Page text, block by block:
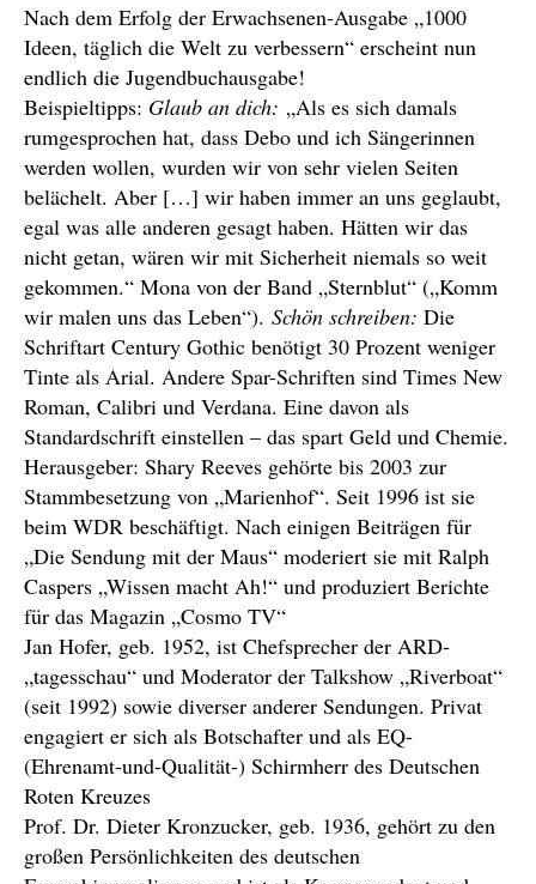
Nach dem Erfolg der Erwachsenen-Ausgabe „1000
Ideen, täglich die Welt zu verbessern“ erscheint nun
endlich die Jugendbuchausgabe!
Beispieltipps: Glaub an dich: „Als es sich damals
rumgesprochen hat, dass Debo und ich Sängerinnen
werden wollen, wurden wir von sehr vielen Seiten
belächelt. Aber […] wir haben immer an uns geglaubt,
egal was alle anderen gesagt haben. Hätten wir das
nicht getan, wären wir mit Sicherheit niemals so weit
gekommen.“ Mona von der Band „Sternblut“ („Komm
wir malen uns das Leben“). Schön schreiben: Die
Schriftart Century Gothic benötigt 30 Prozent weniger
Tinte als Arial. Andere Spar-Schriften sind Times New
Roman, Calibri und Verdana. Eine davon als
Standardschrift einstellen – das spart Geld und Chemie.
Herausgeber: Shary Reeves gehörte bis 2003 zur
Stammbesetzung von „Marienhof“. Seit 1996 ist sie
beim WDR beschäftigt. Nach einigen Beiträgen für
„Die Sendung mit der Maus“ moderiert sie mit Ralph
Caspers „Wissen macht Ah!“ und produziert Berichte
für das Magazin „Cosmo TV“
Jan Hofer, geb. 1952, ist Chefsprecher der ARD-
„tagesschau“ und Moderator der Talkshow „Riverboat“
(seit 1992) sowie diverser anderer Sendungen. Privat
engagiert er sich als Botschafter und als EQ-
(Ehrenamt-und-Qualität-) Schirmherr des Deutschen
Roten Kreuzes
Prof. Dr. Dieter Kronzucker, geb. 1936, gehört zu den
großen Persönlichkeiten des deutschen